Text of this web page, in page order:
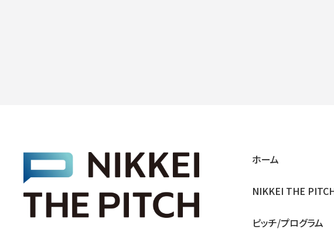
ホーム
NIKKEI THE
ピッチ/プログラム